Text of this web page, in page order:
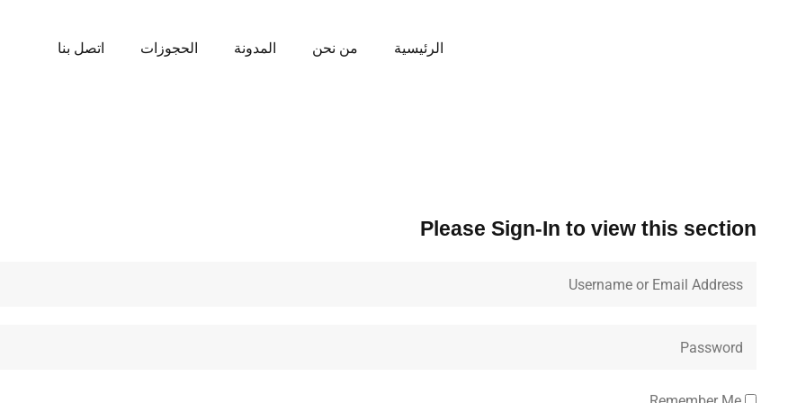
الرئيسية من نحن المدونة الحجوزات اتصل بنا
Please Sign-In to view this section